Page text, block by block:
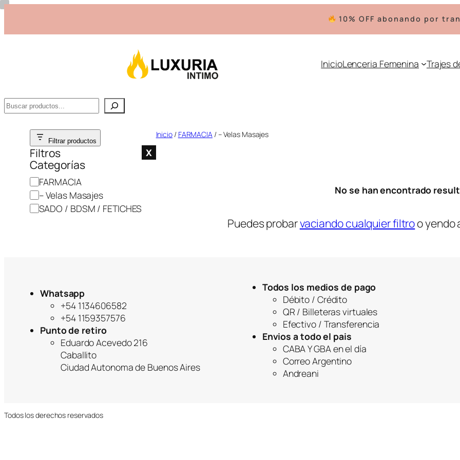
10% OFF abonando por
InicioLenceria Femenina Trajes
Buscar
contenido
Filtrar productos
Filtros X
Categorías
C
a
t
FARMACIA
– Velas Masajes
SADO / BDSM / FETICHES
Inicio / FARMACIA/ – Velas Masajes
No se han encontrado
Puedes probarvaciando cualquier filtroo yendo
Whatsapp
+54 1134606582
+54 1159357576
Punto de retiro
Eduardo Acevedo 216
Caballito
Ciudad Autonoma de Buenos Aires
Todos los medios de pago
Débito / Crédito
QR / Billeteras virtuales
Efectivo / Transferencia
Envios a todo el pais
CABA Y GBA en el día
Correo Argentino
Andreani
Todos los derechos reservados